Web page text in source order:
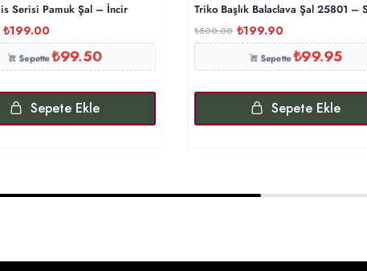
Serisi Pamuk Şal – İncir
₺199.00
Sepette₺99.50
Sepete Ekle
Triko Başlık Balaclava Şal 25801 –
₺500.00 ₺199.90
Sepette₺99.95
Sepete Ekle